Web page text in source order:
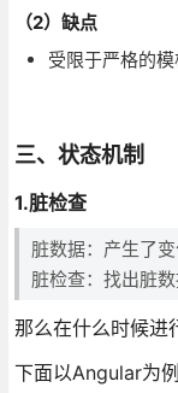
（2）缺点
受限于严格的
三、状态机制
1.脏检查
脏数据：产生了
脏检查：找出脏
那么在什么时候进
下面以Angular为例